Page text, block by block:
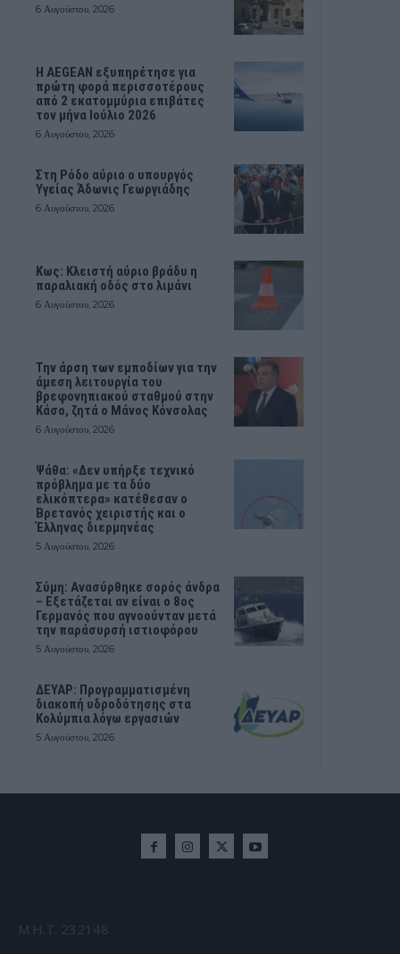
6 Αυγούστου, 2026
Η AEGEAN εξυπηρέτησε για
πρώτη φορά περισσοτέρους
από 2 εκατομμύρια επιβάτες
τον μήνα Ιούλιο 2026
6 Αυγούστου, 2026
Στη Ρόδο αύριο ο υπουργός
Υγείας Άδωνις Γεωργιάδης
6 Αυγούστου, 2026
Κως: Κλειστή αύριο βράδυ η
παραλιακή οδός στο λιμάνι
6 Αυγούστου, 2026
Την άρση των εμποδίων για την
άμεση λειτουργία του
βρεφονηπιακού σταθμού στην
Κάσο, ζητά ο Μάνος Κόνσολας
6 Αυγούστου, 2026
Ψάθα: «Δεν υπήρξε τεχνικό
πρόβλημα με τα δύο
ελικόπτερα» κατέθεσαν ο
Βρετανός χειριστής και ο
Έλληνας διερμηνέας
5 Αυγούστου, 2026
Σύμη: Ανασύρθηκε σορός άνδρα
– Εξετάζεται αν είναι ο 8ος
Γερμανός που αγνοούνταν μετά
την παράσυρσή ιστιοφόρου
5 Αυγούστου, 2026
ΔΕΥΑΡ: Προγραμματισμένη
διακοπή υδροδότησης στα
Κολύμπια λόγω εργασιών
5 Αυγούστου, 2026
Μ.Η.Τ. 232148